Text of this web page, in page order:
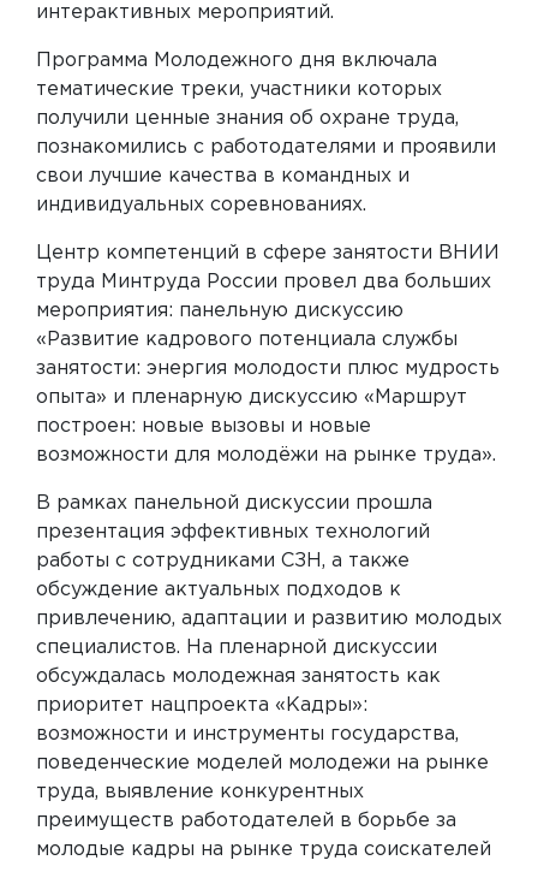
интерактивных мероприятий.
Программа Молодежного дня включала
тематические треки, участники которых
получили ценные знания об охране труда,
познакомились с работодателями и проявили
свои лучшие качества в командных и
индивидуальных соревнованиях.
Центр компетенций в сфере занятости ВНИИ
труда Минтруда России провел два больших
мероприятия: панельную дискуссию
«Развитие кадрового потенциала службы
занятости: энергия молодости плюс мудрость
опыта» и пленарную дискуссию «Маршрут
построен: новые вызовы и новые
возможности для молодёжи на рынке труда».
В рамках панельной дискуссии прошла
презентация эффективных технологий
работы с сотрудниками СЗН, а также
обсуждение актуальных подходов к
привлечению, адаптации и развитию молодых
специалистов. На пленарной дискуссии
обсуждалась молодежная занятость как
приоритет нацпроекта «Кадры»:
возможности и инструменты государства,
поведенческие моделей молодежи на рынке
труда, выявление конкурентных
преимуществ работодателей в борьбе за
молодые кадры на рынке труда соискателей